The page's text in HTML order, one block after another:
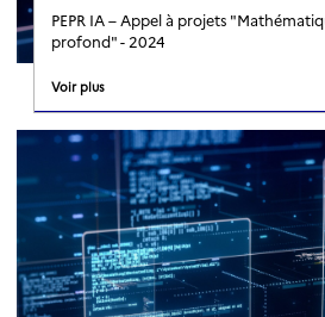
PEPR IA – Appel à projets
profond" - 2024
Voir plus